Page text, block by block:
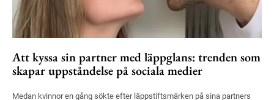
Att kyssa sin partner med läppglans: trenden som
skapar uppståndelse på sociala medier
Medan kvinnor en gång sökte efter läppstiftsmärken på sina partners